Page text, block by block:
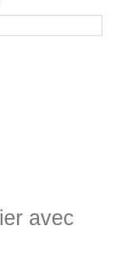
avec